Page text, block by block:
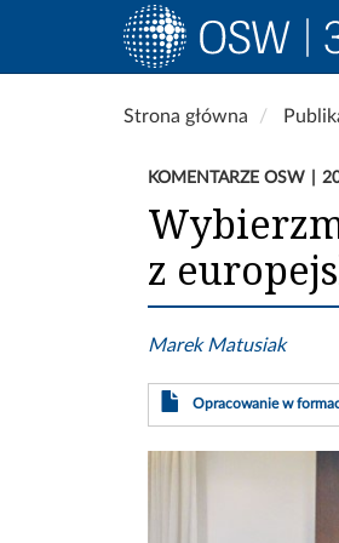
Main
navigation
Strona główna
KOMENTARZE OSW
z
Marek Matusiak
Opracowanie w